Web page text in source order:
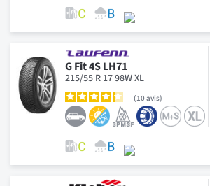
G Fit 4S LH71
215/55 R 17 98W XL
10avis